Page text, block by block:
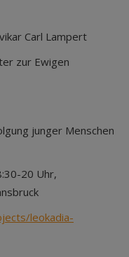
Carl Lampert
zur Ewigen
junger Menschen
20 Uhr,
leokadia-